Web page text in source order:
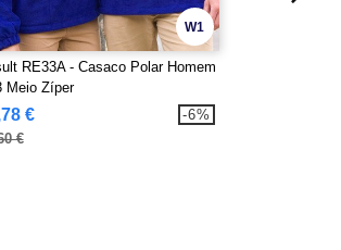
W1
RE33A - Casaco Polar Homem
Meio Zíper
€
€
-6%